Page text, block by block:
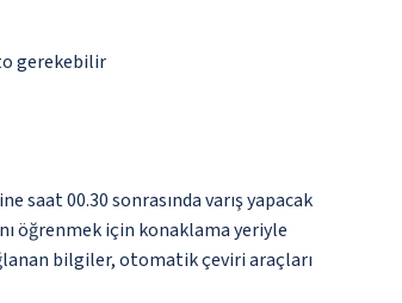
gerekebilir
00.30 sonrasında varış yapacak
öğrenmek için konaklama yeriyle
bilgiler, otomatik çeviri araçları